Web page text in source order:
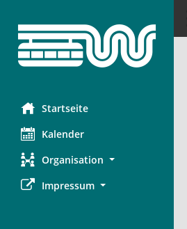
Startseite
Kalender
Organisation
Impressum